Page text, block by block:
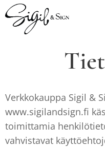
Verkkokauppa Sigil &
www.sigilandsign.fi
toimittamia
vahvistavat